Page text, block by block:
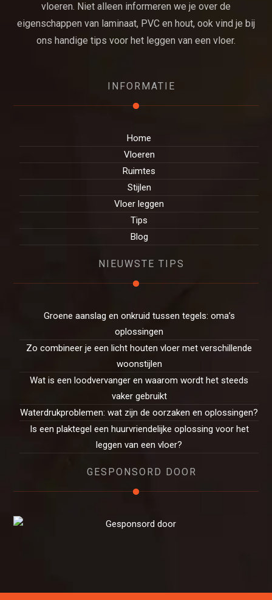
vloeren. Niet alleen informeren we je over de
eigenschappen van laminaat, PVC en hout, ook vind je bij
ons handige tips voor het leggen van een vloer.
INFORMATIE
Home
Vloeren
Ruimtes
Stijlen
Vloer leggen
Tips
Blog
NIEUWSTE TIPS
Groene aanslag en onkruid tussen tegels: oma’s
oplossingen
Zo combineer je een licht houten vloer met verschillende
woonstijlen
Wat is een loodvervanger en waarom wordt het steeds
vaker gebruikt
Waterdrukproblemen: wat zijn de oorzaken en oplossingen?
Is een plaktegel een huurvriendelijke oplossing voor het
leggen van een vloer?
GESPONSORD DOOR